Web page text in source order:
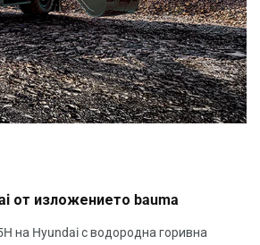
от изложението bauma
на Hyundai с водородна горивна